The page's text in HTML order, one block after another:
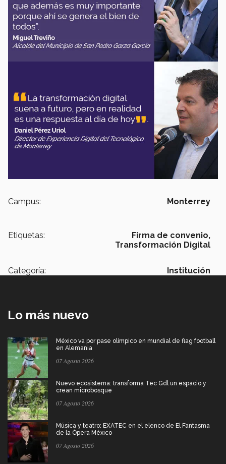
Campus: Monterrey
Etiquetas:
Firma de convenio,
Transformación Digital
Categoría: Institución
Lo más nuevo
México va por pase olímpico en mundial de flag football
en Alemania
07 Agosto 2026
Nuevo ecosistema: transforma Tec Gdl un espacio y
crean microbosque
07 Agosto 2026
Música y teatro: EXATEC en el elenco de El Fantasma
de la Ópera México
07 Agosto 2026